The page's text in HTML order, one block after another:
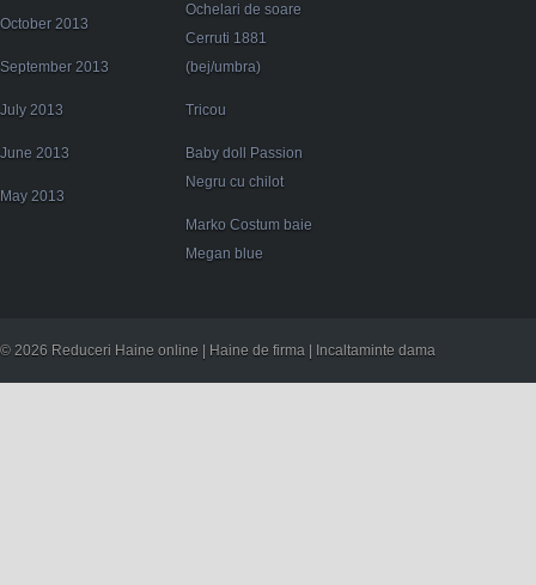
October 2013
September 2013
July 2013
June 2013
May 2013
Ochelari de soare
Cerruti 1881
(bej/umbra)
Tricou
Baby doll Passion
Negru cu chilot
Marko Costum baie
Megan blue
© 2026 Reduceri Haine online | Haine de firma | Incaltaminte dama